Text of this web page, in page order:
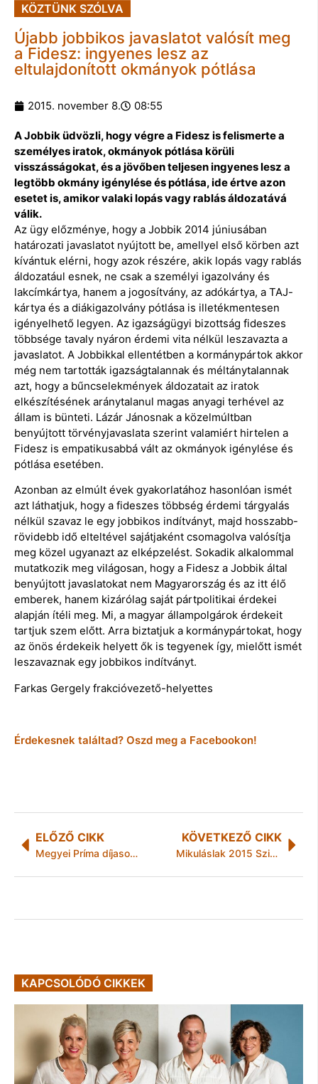
KÖZTÜNK SZÓLVA
Újabb jobbikos javaslatot valósít meg
a Fidesz: ingyenes lesz az
eltulajdonított okmányok pótlása
2015. november 8. 08:55
A Jobbik üdvözli, hogy végre a Fidesz is felismerte a
személyes iratok, okmányok pótlása körüli
visszásságokat, és a jövőben teljesen ingyenes lesz a
legtöbb okmány igénylése és pótlása, ide értve azon
esetet is, amikor valaki lopás vagy rablás áldozatává
válik.
Az ügy előzménye, hogy a Jobbik 2014 júniusában
határozati javaslatot nyújtott be, amellyel első körben azt
kívántuk elérni, hogy azok részére, akik lopás vagy rablás
áldozatául esnek, ne csak a személyi igazolvány és
lakcímkártya, hanem a jogosítvány, az adókártya, a TAJ-
kártya és a diákigazolvány pótlása is illetékmentesen
igényelhető legyen. Az igazságügyi bizottság fideszes
többsége tavaly nyáron érdemi vita nélkül leszavazta a
javaslatot. A Jobbikkal ellentétben a kormánypártok akkor
még nem tartották igazságtalannak és méltánytalannak
azt, hogy a bűncselekmények áldozatait az iratok
elkészítésének aránytalanul magas anyagi terhével az
állam is bünteti. Lázár Jánosnak a közelmúltban
benyújtott törvényjavaslata szerint valamiért hirtelen a
Fidesz is empatikusabbá vált az okmányok igénylése és
pótlása esetében.
Azonban az elmúlt évek gyakorlatához hasonlóan ismét
azt láthatjuk, hogy a fideszes többség érdemi tárgyalás
nélkül szavaz le egy jobbikos indítványt, majd hosszabb-
rövidebb idő elteltével sajátjaként csomagolva valósítja
meg közel ugyanazt az elképzelést. Sokadik alkalommal
mutatkozik meg világosan, hogy a Fidesz a Jobbik által
benyújtott javaslatokat nem Magyarország és az itt élő
emberek, hanem kizárólag saját pártpolitikai érdekei
alapján ítéli meg. Mi, a magyar állampolgárok érdekeit
tartjuk szem előtt. Arra biztatjuk a kormánypártokat, hogy
az önös érdekeik helyett ők is tegyenek így, mielőtt ismét
leszavaznak egy jobbikos indítványt.
Farkas Gergely frakcióvezető-helyettes
Érdekesnek találtad? Oszd meg a Facebookon!
ELŐZŐ CIKK
Megyei Príma díjasok lettek 2015-ben
KÖVETKEZŐ CIKK
Mikuláslak 2015 Szikszó
KAPCSOLÓDÓ CIKKEK